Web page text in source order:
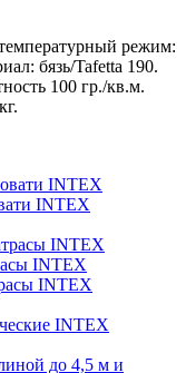
режим:
бязь/Tafetta 190.
100 гр./кв.м.
INTEX
INTEX
INTEX
INTEX
INTEX
INTEX
до 4,5 м и